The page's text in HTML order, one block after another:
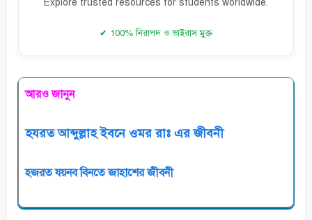
✔ 100% নিরাপদ ও ভাইরাস মুক্ত
আরও জানুন
হযরত আব্দুল্লাহ ইবনে ওমর রাঃ এর জীবনী
হজরত যয়নব বিনতে জাহাশের জীবনী